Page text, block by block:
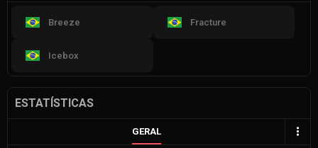
Breeze Fracture
Icebox
ESTATÍSTICAS
GERAL